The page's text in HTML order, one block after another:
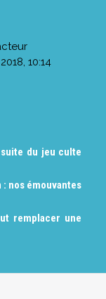
10:14
du jeu culte
nos émouvantes
remplacer une